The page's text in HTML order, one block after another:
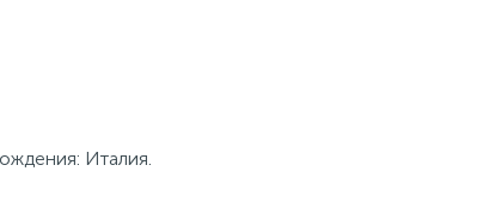
Италия.